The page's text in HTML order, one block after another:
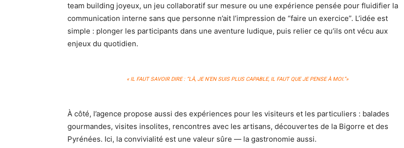
team building joyeux, un jeu collaboratif sur mesure ou une expérience pensée pour fluidifier la
communication interne sans que personne n’ait l’impression de “faire un exercice”. L’idée est
simple : plonger les participants dans une aventure ludique, puis relier ce qu’ils ont vécu aux
enjeux du quotidien.
« IL FAUT SAVOIR DIRE : “LÀ, JE N’EN SUIS PLUS CAPABLE, IL FAUT QUE JE PENSE À MOI.”»
À côté, l’agence propose aussi des expériences pour les visiteurs et les particuliers : balades
gourmandes, visites insolites, rencontres avec les artisans, découvertes de la Bigorre et des
Pyrénées. Ici, la convivialité est une valeur sûre — la gastronomie aussi.